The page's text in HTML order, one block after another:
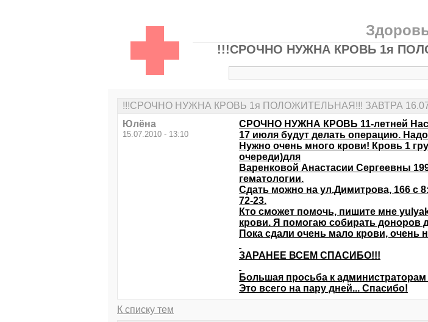
!!!СРОЧНО НУЖНА КРОВЬ 1я
!!!СРОЧНО НУЖНА КРОВЬ 1я ПОЛОЖИТЕЛЬНАЯ!!! ЗАВТРА 16.07
Юлёна
15.07.2010 - 13:10
СРОЧНО НУЖНА КРОВЬ 11-летней
17 июля будут делать операцию.
Нужно очень много крови! Кровь 1
очереди)для
Варенковой Анастасии Сергеевны
гематологии.
Сдать можно на ул.Димитрова, 166 с
72-23.
Кто сможет помочь, пишите мне
крови. Я помогаю собирать доноров
Пока сдали очень мало крови, очень
ЗАРАНЕЕ ВСЕМ СПАСИБО!!!
Большая просьба к администраторам
Это всего на пару дней... Спасибо!
К списку тем